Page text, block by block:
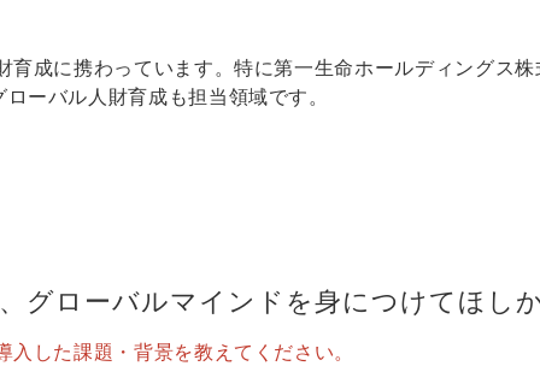
成に携わっています。特に第一生命ホールディングス
ーバル人財育成も担当領域です。
グローバルマインドを身につけてほし
した課題・背景を教えてください。